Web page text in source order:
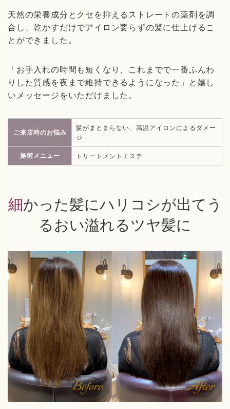
天然の栄養成分とクセを抑えるストレートの薬剤を調
合し、乾かすだけでアイロン要らずの髪に仕上げるこ
とができました。
「お手入れの時間も短くなり、これまでで一番ふんわ
りした質感を夜まで維持できるようになった」と嬉し
いメッセージをいただけました。
ご来店時のお悩み
髪がまとまらない、高温アイロンによるダメー
ジ
施術メニュー トリートメントエステ
細かった髪にハリコシが出てう
るおい溢れるツヤ髪に